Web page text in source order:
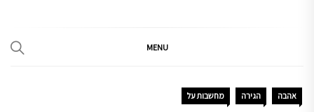
MENU
אהבה הגירה מחשבות על